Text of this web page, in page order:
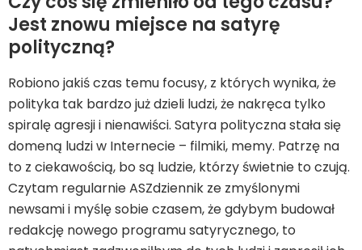
Jest znowu miejsce na satyrę
polityczną?
Robiono jakiś czas temu focusy, z których wynika, że
polityka tak bardzo już dzieli ludzi, że nakręca tylko
spiralę agresji i nienawiści. Satyra polityczna stała się
domeną ludzi w Internecie – filmiki, memy. Patrzę na
to z ciekawością, bo są ludzie, którzy świetnie to czują.
Czytam regularnie ASZdziennik ze zmyślonymi
newsami i myślę sobie czasem, że gdybym budował
redakcję nowego programu satyrycznego, to